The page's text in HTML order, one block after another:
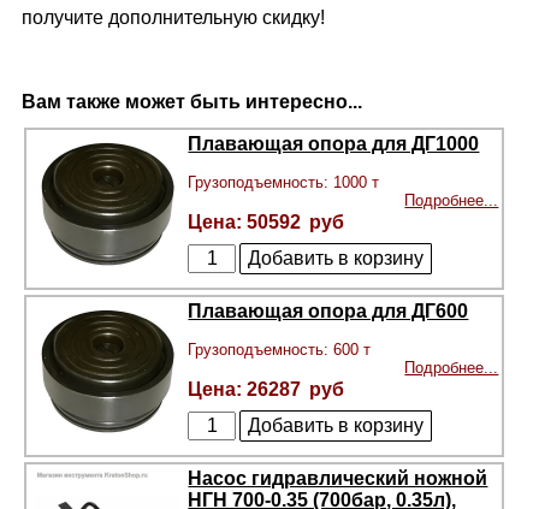
получите дополнительную скидку!
Вам также может быть интересно...
Плавающая опора для ДГ1000
Грузоподъемность: 1000 т
Подробнее...
50592
Плавающая опора для ДГ600
Грузоподъемность: 600 т
Подробнее...
26287
Насос гидравлический ножной
НГН 700-0.35 (700бар, 0.35л),